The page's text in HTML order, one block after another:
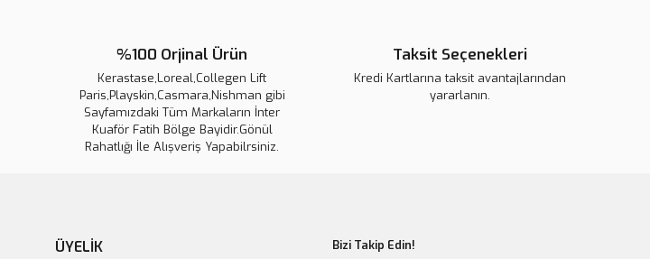
%100 Orjinal Ürün
Kerastase,Loreal,Collegen Lift
Paris,Playskin,Casmara,Nishman gibi
Sayfamızdaki Tüm Markaların İnter
Kuaför Fatih Bölge Bayidir.Gönül
Rahatlığı İle Alışveriş Yapabilrsiniz.
Taksit Seçenekleri
Kredi Kartlarına taksit avantajlarından
yararlanın.
ÜYELİK Bizi Takip Edin!